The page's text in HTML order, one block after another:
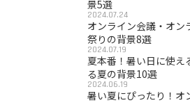
景5選
2024.07.24
オンライン会議・オン
祭りの背景8選
2024.07.19
夏本番！暑い日に使え
る夏の背景10選
2024.06.19
暑い夏にぴったり！オ